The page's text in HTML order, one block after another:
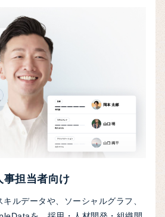
事担当者向け
ルデータや、ソーシャルグラフ、